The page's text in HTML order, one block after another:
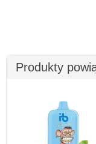
Produkty